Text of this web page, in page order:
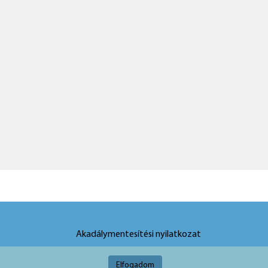
Elfogadom
Akadálymentesítési nyilatkozat